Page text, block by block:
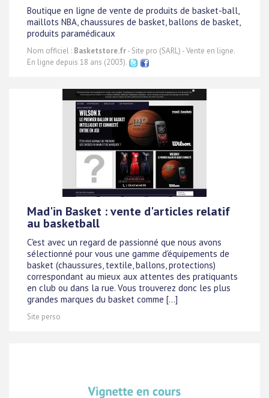
Boutique en ligne de vente de produits de basket-ball,
maillots NBA, chaussures de basket, ballons de basket,
produits paramédicaux
Nom officiel : Basketstore.fr- Site pro (SARL) - Vente en ligne.
En ligne depuis 18 ans (2003).
Mad'in Basket : vente d'articles relatif
au basketball
C'est avec un regard de passionné que nous avons
sélectionné pour vous une gamme d'équipements de
basket (chaussures, textile, ballons, protections)
correspondant au mieux aux attentes des pratiquants
en club ou dans la rue. Vous trouverez donc les plus
grandes marques du basket comme [...]
Site perso